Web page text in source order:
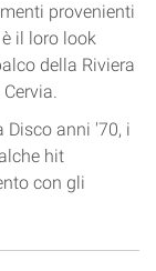
provenienti
il loro look
della Riviera
Disco anni '70, i
hit
con gli